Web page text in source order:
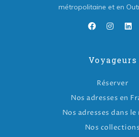
métropolitaine et en
Voyageurs
Réserver
Nos adresses en
Nos adresses dans le
Nos collections